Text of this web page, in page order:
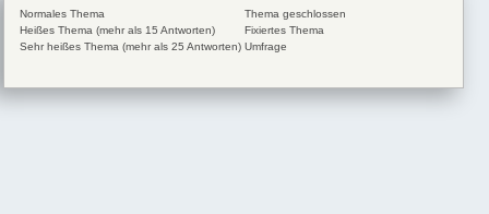
Normales Thema
Heißes Thema (mehr als 15 Antworten)
Sehr heißes Thema (mehr als 25 Antworten)
Thema geschlossen
Fixiertes Thema
Umfrage